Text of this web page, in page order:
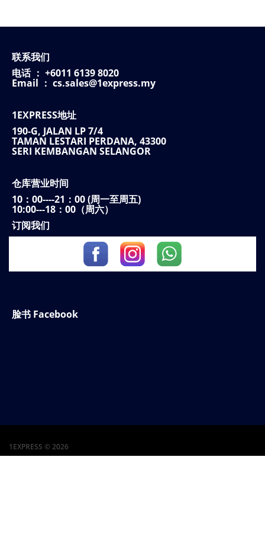
联系我们
电话 ： +6011 6139 8020
Email ： cs.sales@1express.my
1EXPRESS地址
190-G, JALAN LP 7/4
TAMAN LESTARI PERDANA, 43300
SERI KEMBANGAN SELANGOR
仓库营业时间
10：00----21：00 (周一至周五)
10:00---18：00（周六）
订阅我们
脸书 Facebook
1EXPRESS © 2026